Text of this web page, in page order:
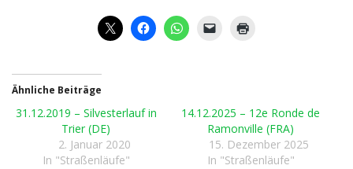
Ähnliche Beiträge
31.12.2019 – Silvesterlauf in
Trier (DE)
2. Januar 2020
In "Straßenläufe"
14.12.2025 – 12e Ronde de
Ramonville (FRA)
15. Dezember 2025
In "Straßenläufe"